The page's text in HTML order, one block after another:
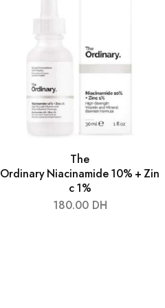
The
Ordinary Niacinamide 10% + Zin
c 1%
180.00 DH